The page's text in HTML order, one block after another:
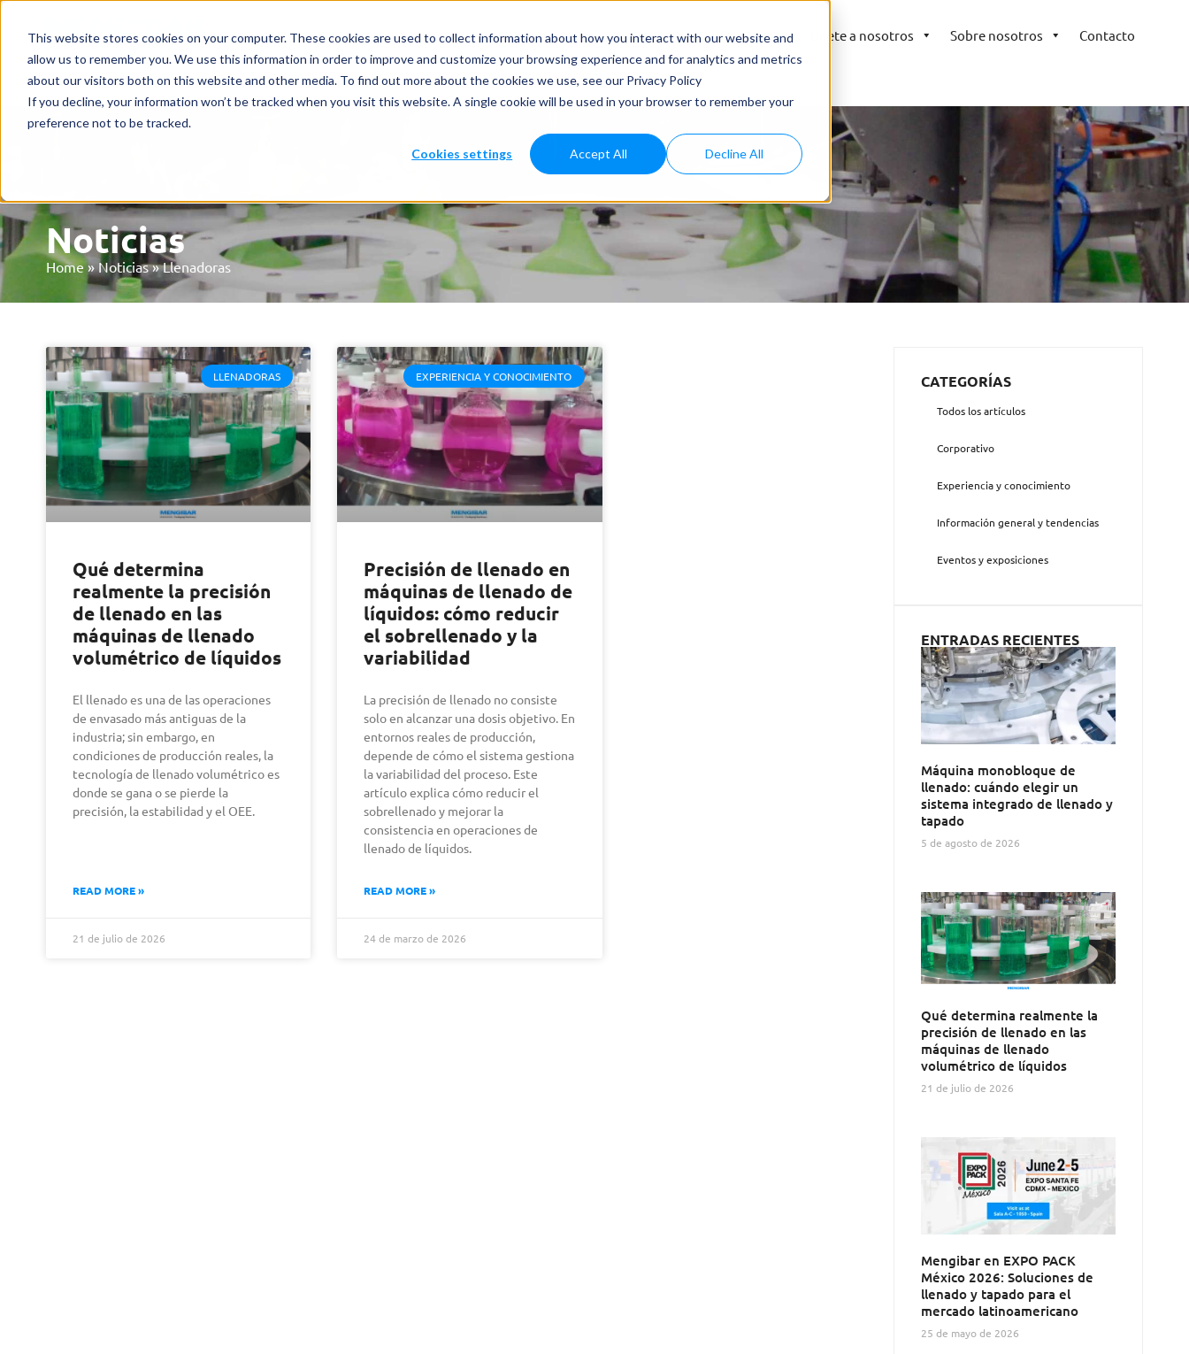
This website stores cookies on your computer. These cookies are used to collect information about how you interact with our website and
allow us to remember you. We use this information in order to improve and customize your browsing experience and for analytics and metrics
about our visitors both on this website and other media. To find out more about the cookies we use, see our Privacy Policy
If you decline, your information won’t be tracked when you visit this website. A single cookie will be used in your browser to remember your
preference not to be tracked.
Cookies settings Accept All Decline All
Inicio Máquinas Mercados y Aplicaciones Casos Prácticos Noticias Servicios Únete a nosotros Sobre nosotros Contacto
Noticias
Home»Noticias»Llenadoras
LLENADORAS
Qué determina
realmente la precisión
de llenado en las
máquinas de llenado
volumétrico de líquidos
El llenado es una de las operaciones
de envasado más antiguas de la
industria; sin embargo, en
condiciones de producción reales, la
tecnología de llenado volumétrico es
donde se gana o se pierde la
precisión, la estabilidad y el OEE.
READ MORE »
21 de julio de 2026
EXPERIENCIA Y CONOCIMIENTO
Precisión de llenado en
máquinas de llenado de
líquidos: cómo reducir
el sobrellenado y la
variabilidad
La precisión de llenado no consiste
solo en alcanzar una dosis objetivo. En
entornos reales de producción,
depende de cómo el sistema gestiona
la variabilidad del proceso. Este
artículo explica cómo reducir el
sobrellenado y mejorar la
consistencia en operaciones de
llenado de líquidos.
READ MORE »
24 de marzo de 2026
CATEGORÍAS
Todos los artículos
Corporativo
Experiencia y conocimiento
Información general y tendencias
Eventos y exposiciones
ENTRADAS RECIENTES
Máquina monobloque de
llenado: cuándo elegir un
sistema integrado de llenado y
tapado
5 de agosto de 2026
Qué determina realmente la
precisión de llenado en las
máquinas de llenado
volumétrico de líquidos
21 de julio de 2026
Mengibar en EXPO PACK
México 2026: Soluciones de
llenado y tapado para el
mercado latinoamericano
25 de mayo de 2026